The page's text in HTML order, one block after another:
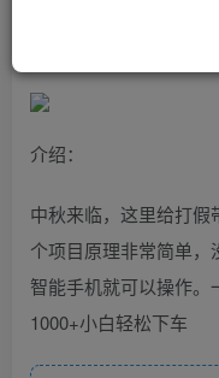
介绍：
中秋来临，这里给打
个项目原理非常简单
智能手机就可以操作。
1000+小白轻松下车